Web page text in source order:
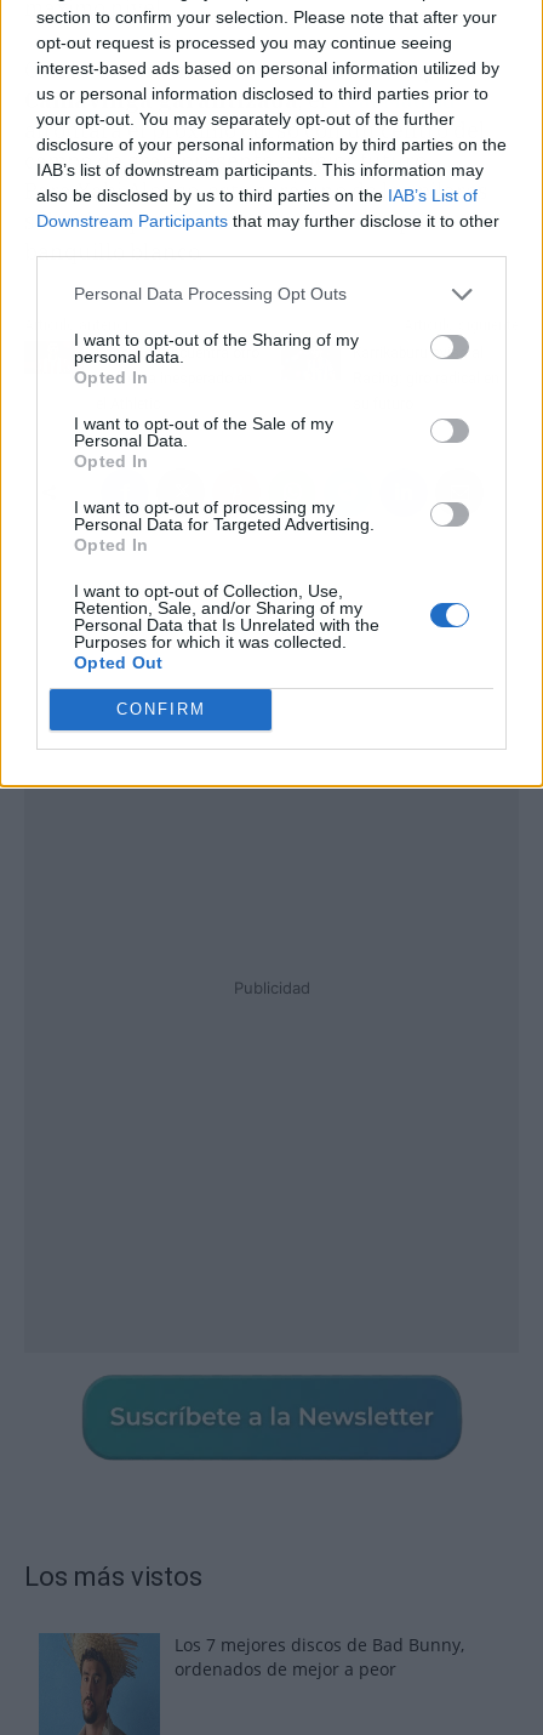
section to confirm your selection. Please note that after your
opt-out request is processed you may continue seeing
interest-based ads based on personal information utilized by
us or personal information disclosed to third parties prior to
your opt-out. You may separately opt-out of the further
disclosure of your personal information by third parties on the
IAB’s list of downstream participants. This information may
also be disclosed by us to third parties on the IAB’s List of
Downstream Participants that may further disclose it to other
Personal Data Processing Opt Outs
I want to opt-out of the Sharing of my
personal data.
Opted In
I want to opt-out of the Sale of my
Personal Data.
Opted In
I want to opt-out of processing my
Personal Data for Targeted Advertising.
Opted In
I want to opt-out of Collection, Use,
Retention, Sale, and/or Sharing of my
Personal Data that Is Unrelated with the
Purposes for which it was collected.
Opted Out
CONFIRM
máximo nivel.
Con lacontinuidad de Tchouameni y
Camavinga garantizada, elReal Madrid
afrontará el próximo curso con un centro del
campo de gran presente y mejor futuro.
Para Xabi Alonso, este será uno de los pilares
sobre los que cimentar su nueva etapa en el
banquillo blanco.
Sancet se encuentra otro
problema inesperado en
Karrikaburu avisa al
Publicidad
Los más vistos
Los 7 mejores discos de Bad Bunny,
ordenados de mejor a peor